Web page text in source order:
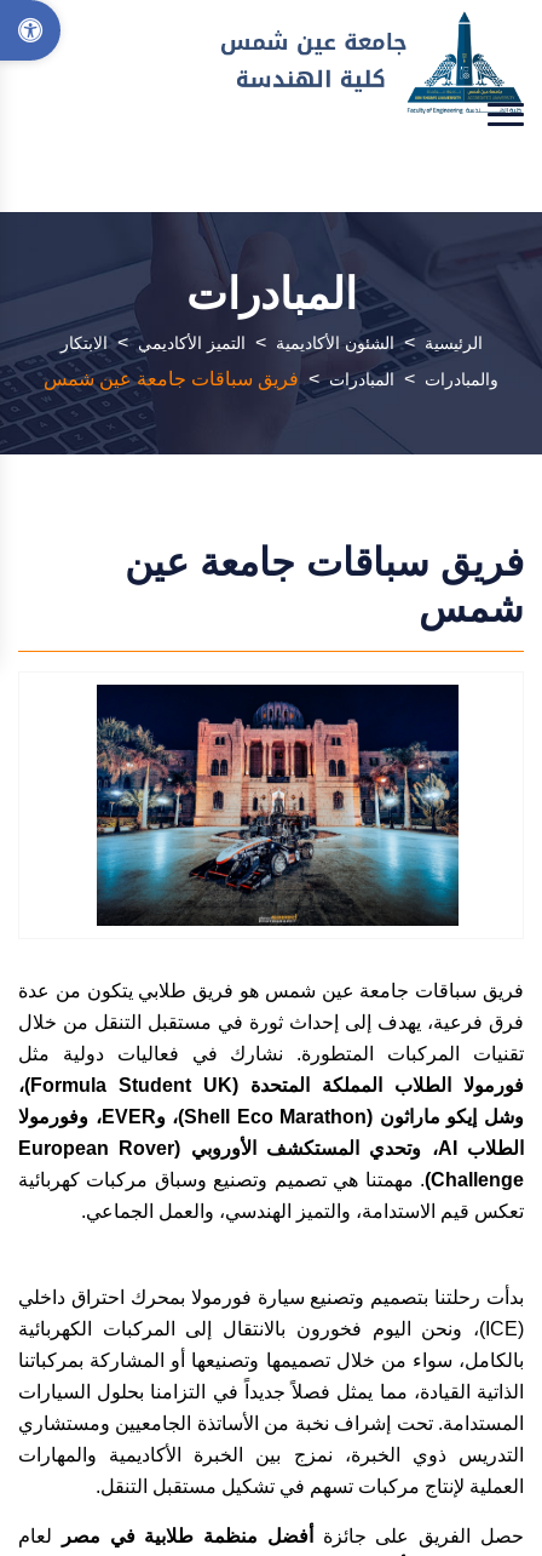
المبادرات
الرئيسية > الشئون الأكاديمية > التميز الأكاديمي > الابتكار
والمبادرات > المبادرات > فريق سباقات جامعة عين شمس
فريق سباقات جامعة عين
شمس
فريق سباقات جامعة عين شمس هو فريق طلابي يتكون من عدة
فرق فرعية، يهدف إلى إحداث ثورة في مستقبل التنقل من خلال
تقنيات المركبات المتطورة. نشارك في فعاليات دولية مثل
فورمولا الطلاب المملكة المتحدة (Formula Student UK)،
وشل إيكو ماراثون (Shell Eco Marathon)، وEVER، وفورمولا
الطلاب AI، وتحدي المستكشف الأوروبي (European Rover
Challenge) . مهمتنا هي تصميم وتصنيع وسباق مركبات كهربائية
تعكس قيم الاستدامة، والتميز الهندسي، والعمل الجماعي.
بدأت رحلتنا بتصميم وتصنيع سيارة فورمولا بمحرك احتراق داخلي
(ICE)، ونحن اليوم فخورون بالانتقال إلى المركبات الكهربائية
بالكامل، سواء من خلال تصميمها وتصنيعها أو المشاركة بمركباتنا
الذاتية القيادة، مما يمثل فصلاً جديداً في التزامنا بحلول السيارات
المستدامة. تحت إشراف نخبة من الأساتذة الجامعيين ومستشاري
التدريس ذوي الخبرة، نمزج بين الخبرة الأكاديمية والمهارات
العملية لإنتاج مركبات تسهم في تشكيل مستقبل التنقل.
حصل الفريق على جائزة أفضل منظمة طلابية في مصر
لعام